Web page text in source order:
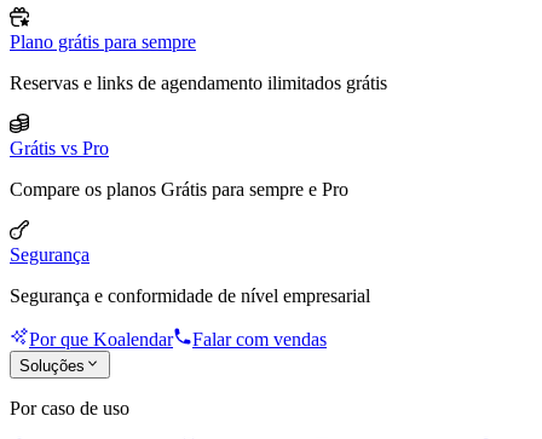
Plano grátis para sempre
Reservas e links de agendamento ilimitados grátis
Grátis vs Pro
Compare os planos Grátis para sempre e Pro
Segurança
Segurança e conformidade de nível empresarial
Por que Koalendar Falar com vendas
Soluções
Por caso de uso